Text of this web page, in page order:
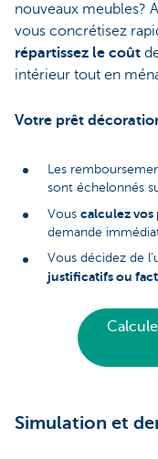
nouveaux meubles?
vous concrétisez
répartissez le coût
intérieur tout en
Votre prêt
Les
sont échelonnés
Vous calculez vos
demande
Vous décidez de
justificatifs ou
Simulation et